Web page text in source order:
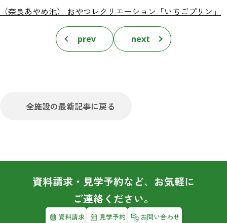
（奈良あやめ池） おやつレクリエーション「いちごプリン」
prev next
全施設の最新記事に戻る
資料請求・見学予約など、お気軽に
ご連絡ください。
資料請求 見学予約 お問い合わせ